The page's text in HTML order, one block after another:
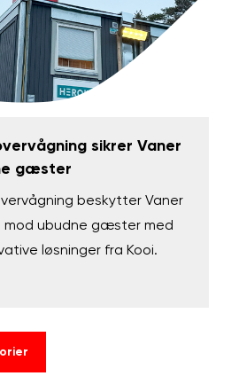
sikrer Vaner
gæster
beskytter Vaner
mod ubudne gæster med
løsninger fra Kooi.